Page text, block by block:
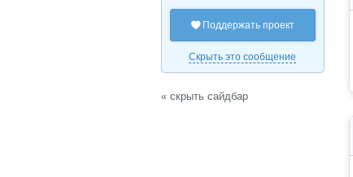
Поддержать проект
Скрыть это сообщение
« скрыть сайдбар